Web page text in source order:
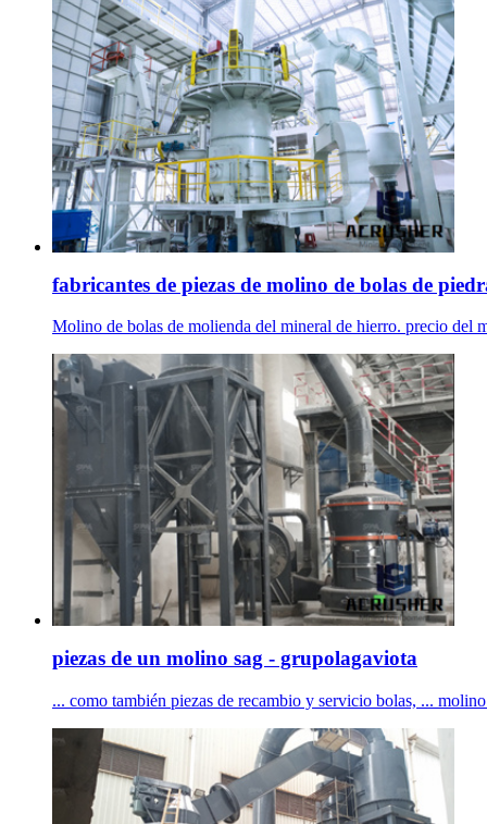
fabricantes de piezas de molino de bolas de
Molino de bolas de molienda del mineral de hierro. precio del
piezas de un molino sag - grupolagaviota
... como también piezas de recambio y servicio bolas, ...